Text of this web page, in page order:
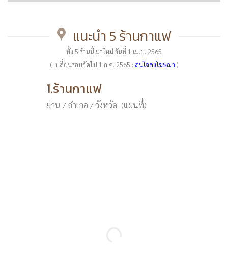
แนะนำ 5 ร้านกาแฟ
ทั้ง 5 ร้านนี้ มาใหม่ วันที่ 1 เม.ย. 2565
( เปลี่ยนรอบถัดไป 1 ก.ค. 2565 : สนใจลงโฆษณา )
1.ร้านกาแฟ
ย่าน / อำเภอ / จังหวัด (แผนที่)